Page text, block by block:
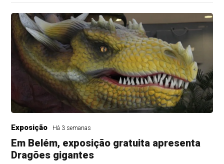
Exposição Há 3 semanas
Em Belém, exposição gratuita apresenta
Dragões gigantes